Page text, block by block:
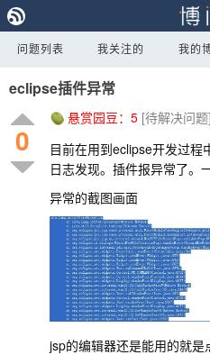
问题列表 我关注的 我的
eclipse插件异常
0
悬赏园豆： 5 [待解决问题]
目前在用到eclipse开发过程
日志发现。插件报异常了。
异常的截图画面
jsp的编辑器还是能用的就